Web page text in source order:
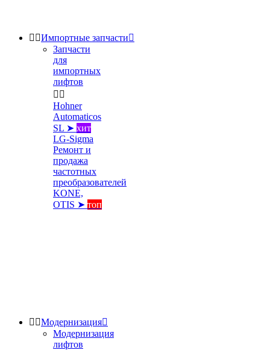
 Импортные запчасти
Запчасти
для
импортных
лифтов
 
Hohner
Automaticos
SL ➤ хит
LG-Sigma
Ремонт и
продажа
частотных
преобразователей
KONE,
OTIS ➤ топ
 Модернизация
Модернизация
лифтов